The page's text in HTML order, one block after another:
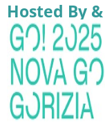
Hosted By